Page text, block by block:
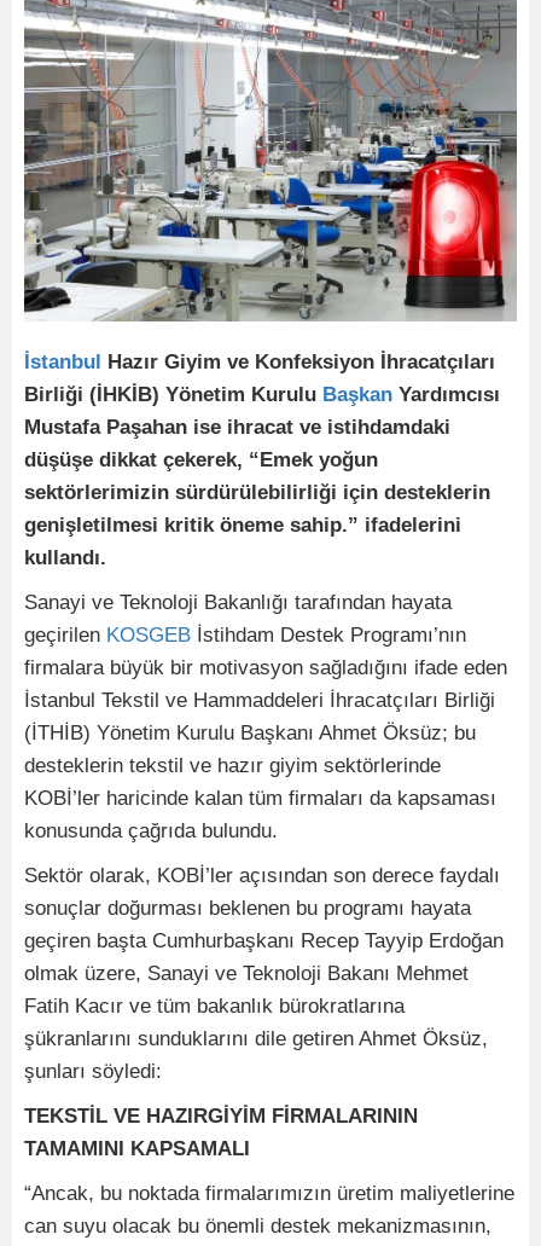
İstanbul Hazır Giyim ve Konfeksiyon İhracatçıları
Birliği (İHKİB) Yönetim Kurulu Başkan Yardımcısı
Mustafa Paşahan ise ihracat ve istihdamdaki
düşüşe dikkat çekerek, “Emek yoğun
sektörlerimizin sürdürülebilirliği için desteklerin
genişletilmesi kritik öneme sahip.” ifadelerini
kullandı.
Sanayi ve Teknoloji Bakanlığı tarafından hayata
geçirilen KOSGEB İstihdam Destek Programı’nın
firmalara büyük bir motivasyon sağladığını ifade eden
İstanbul Tekstil ve Hammaddeleri İhracatçıları Birliği
(İTHİB) Yönetim Kurulu Başkanı Ahmet Öksüz; bu
desteklerin tekstil ve hazır giyim sektörlerinde
KOBİ’ler haricinde kalan tüm firmaları da kapsaması
konusunda çağrıda bulundu.
Sektör olarak, KOBİ’ler açısından son derece faydalı
sonuçlar doğurması beklenen bu programı hayata
geçiren başta Cumhurbaşkanı Recep Tayyip Erdoğan
olmak üzere, Sanayi ve Teknoloji Bakanı Mehmet
Fatih Kacır ve tüm bakanlık bürokratlarına
şükranlarını sunduklarını dile getiren Ahmet Öksüz,
şunları söyledi:
TEKSTİL VE HAZIRGİYİM FİRMALARININ
TAMAMINI KAPSAMALI
“Ancak, bu noktada firmalarımızın üretim maliyetlerine
can suyu olacak bu önemli destek mekanizmasının,